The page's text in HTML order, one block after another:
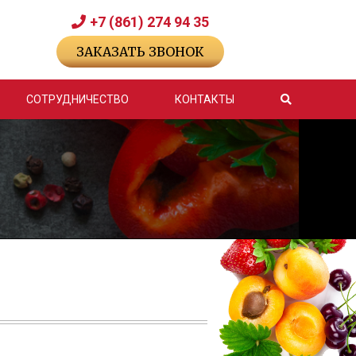
+7 (861) 274 94 35
ЗАКАЗАТЬ ЗВОНОК
СОТРУДНИЧЕСТВО КОНТАКТЫ